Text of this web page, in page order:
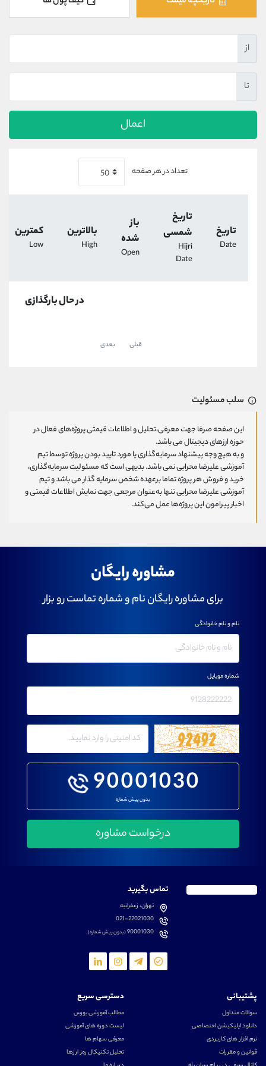
از
تا
اعمال
تعداد در هر صفحه
تاریخ
Date
تاریخ
شمسی
Hijri
Date
باز
شده
Open
بالاترین
High
کمترین
Low
در حال بارگذازی
قبلی بعدی
سلب مسئولیت
این صفحه صرفا جهت معرفی،تحلیل و اطلاعات قیمتی پروژه‌های فعال در
حوزه ارزهای دیجیتال می باشد.
و به هیچ وجه پیشنهاد سرمایه‌گذاری یا مورد تایید بودن پروژه توسط تیم
آموزشی علیرضا محرابی نمی باشد. بدیهی است که مسئولیت سرمایه‌گذاری،
خرید و فروش هر پروژه تماما برعهده شخص سرمایه گذار می باشد و تیم
آموزشی علیرضا محرابی تنها به‌عنوان مرجعی جهت نمایش اطلاعات قیمتی و
اخبار پیرامون این پروژه‌‌ها عمل می‌کند.
@alirezamehrabi_official
مشاوره رایگان
برای مشاوره رایگان نام و شماره تماست رو بزار
90001030
بدون پیش شماره
نام و نام خانوادگی
شماره موبایل
تماس بگیرید
تهران، زعفرانیه
021-22021030
90001030(بدون پیش شماره)
پشتیبانی
سوالات متداول
دانلود اپلیکیشن اختصاصی
نرم افزار های کاربردی
قوانین و مقررات
دسترسی سریع
مطالب آموزشی بورس
لیست دوره های آموزشی
معرفی سهام ها
تحلیل تکنیکال رمز ارزها